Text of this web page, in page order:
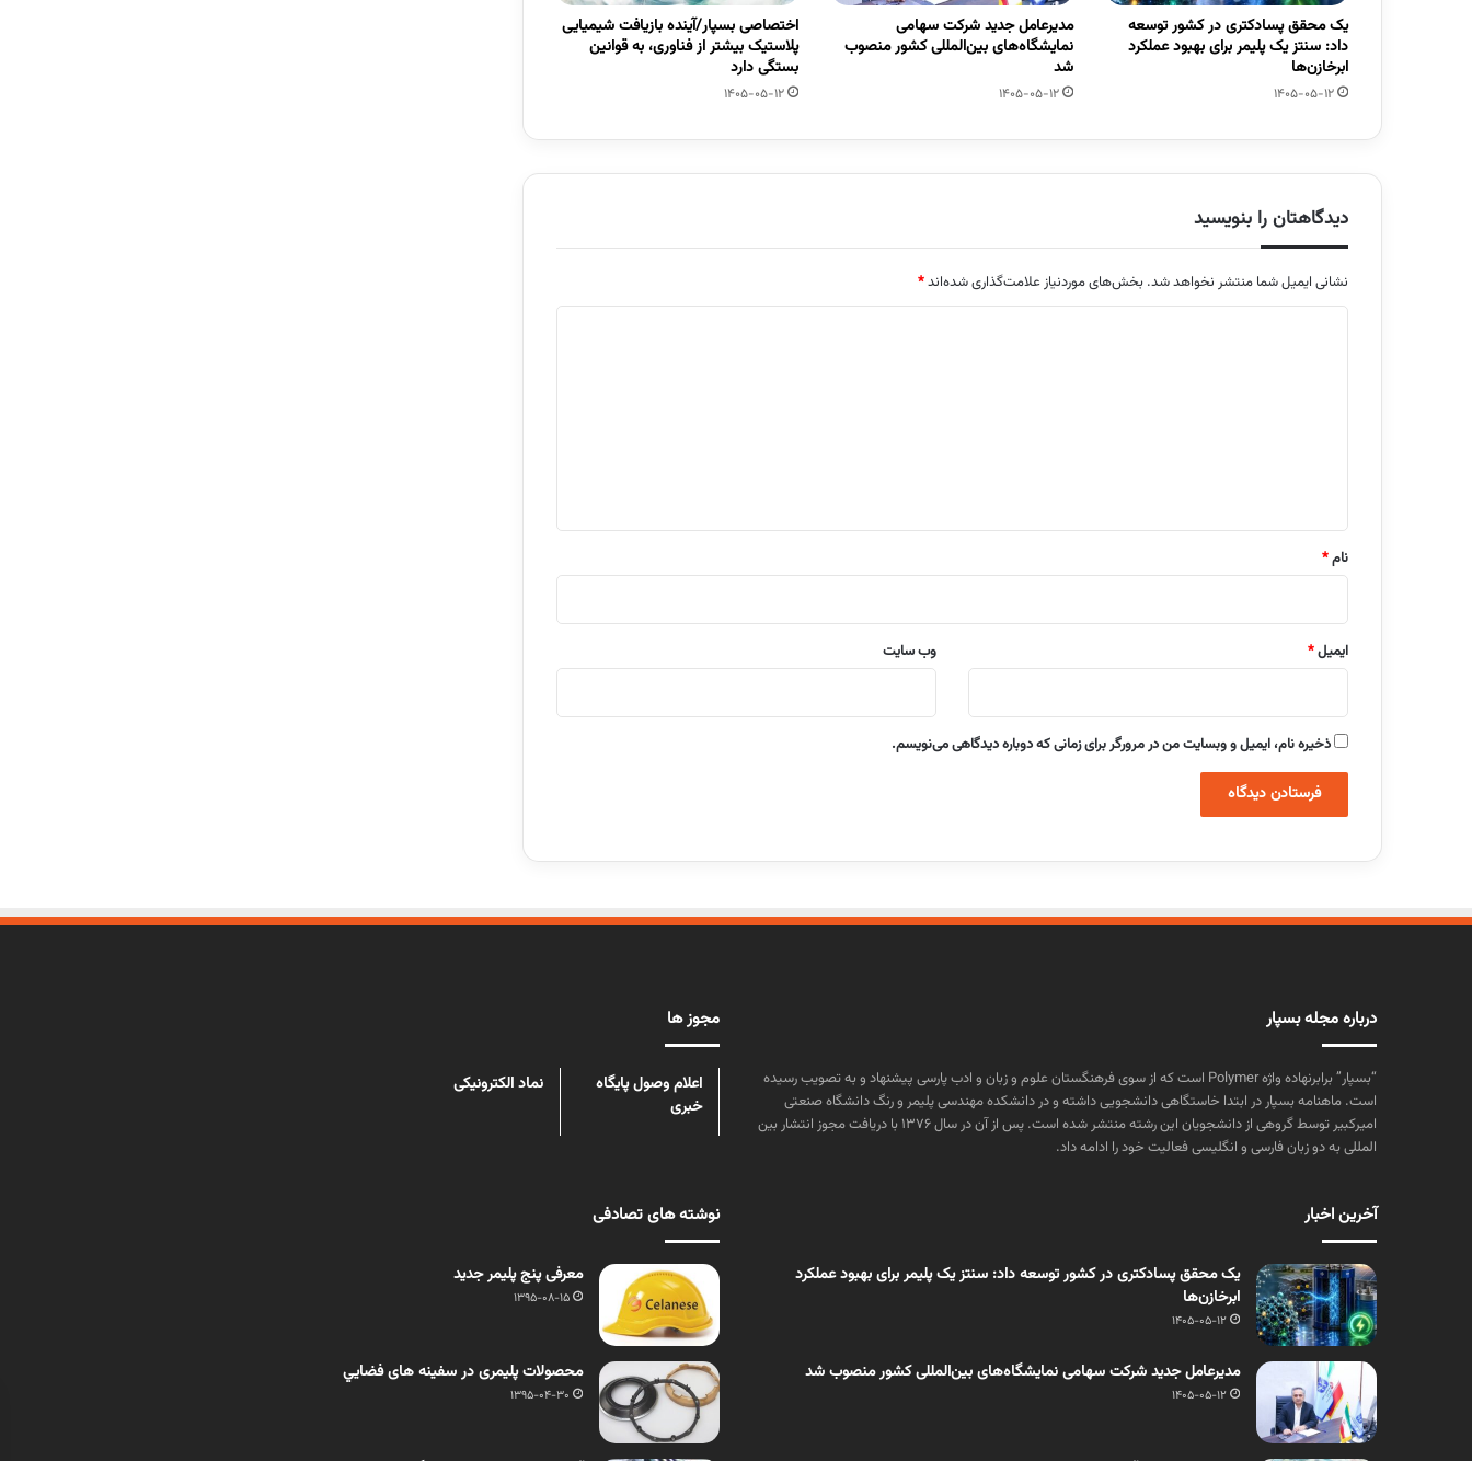
یک محقق پسادکتری در کشور توسعه
داد: سنتز یک پلیمر برای بهبود عملکرد
ابرخازن‌ها
1405-05-12
مدیرعامل جدید شرکت سهامی
نمایشگاه‌های بین‌المللی کشور منصوب
شد
1405-05-12
اختصاصی بسپار/آینده بازیافت شیمیایی
پلاستیک بیشتر از فناوری، به قوانین
بستگی دارد
1405-05-12
دیدگاهتان را بنویسید
نشانی ایمیل شما منتشر نخواهد شد. بخش‌های موردنیاز علامت‌گذاری شده‌اند*
نام*
ایمیل* وب‌ سایت
ذخیره نام، ایمیل و وبسایت من در مرورگر برای زمانی که دوباره دیدگاهی می‌نویسم.
درباره مجله بسپار
“بسپار” برابرنهاده واژه Polymer است که از سوی فرهنگستان علوم و زبان و ادب پارسی پیشنهاد و به تصویب رسیده
است. ماهنامه بسپار در ابتدا خاستگاهی دانشجویی داشته و در دانشکده مهندسی پلیمر و رنگ دانشگاه صنعتی
امیرکبیر توسط گروهی از دانشجویان این رشته منتشر شده است. پس از آن در سال ۱۳۷۶ با دریافت مجوز انتشار بین
المللی به دو زبان فارسی و انگلیسی فعالیت خود را ادامه داد.
مجوز ها
اعلام وصول پایگاه
خبری
نماد الکترونیکی
آخرین اخبار
یک محقق پسادکتری در کشور توسعه داد: سنتز یک پلیمر برای بهبود عملکرد
ابرخازن‌ها
1405-05-12
مدیرعامل جدید شرکت سهامی نمایشگاه‌های بین‌المللی کشور منصوب شد
1405-05-12
نوشته های تصادفی
معرفی پنج پلیمر جدید
1395-08-15
محصولات پلیمری در سفينه های فضايي
1395-04-30